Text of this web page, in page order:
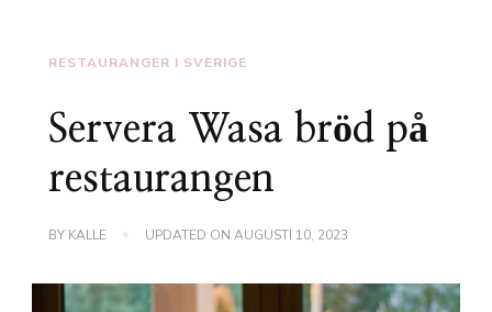
RESTAURANGER I SVERIGE
Servera Wasa bröd på
restaurangen
BY KALLE UPDATED ON AUGUSTI 10, 2023